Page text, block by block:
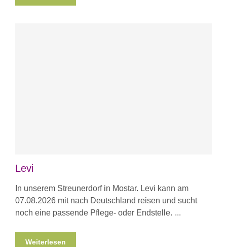
Levi
In unserem Streunerdorf in Mostar. Levi kann am
07.08.2026 mit nach Deutschland reisen und sucht
noch eine passende Pflege- oder Endstelle.
Weiterlesen